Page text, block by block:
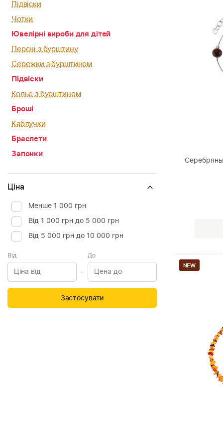
Підвіски
Чотки
Ювелірні вироби для дітей
Персні з бурштину
Сережки з бурштином
Підвіски
Колье з бурштином
Броші
Каблучки
Браслети
Запонки
Ціна
Менше 1 000 грн
Від 1 000 грн до 5 000 грн
Від 5 000 грн до 10 000 грн
Від До
Застосувати
NEW